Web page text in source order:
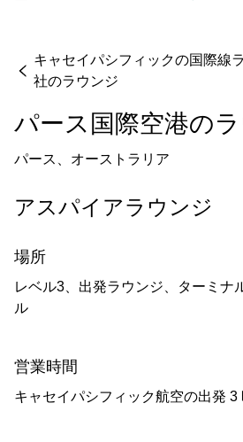
キャセイパシフィックの国際線
社のラウンジ
パース国際空港の
パース、オーストラリア
アスパイアラウンジ
場所
レベル3、出発ラウンジ、ターミナ
ル
営業時間
キャセイパシフィック航空の出発 3